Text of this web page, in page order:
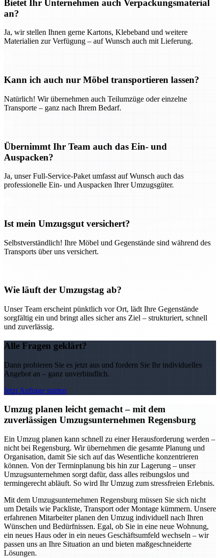
Bietet Ihr Unternehmen auch Verpackungsmaterial
an?
Ja, wir stellen Ihnen gerne Kartons, Klebeband und weitere
Materialien zur Verfügung – auf Wunsch auch mit Lieferung.
Kann ich auch nur Möbel transportieren lassen?
Natürlich! Wir übernehmen auch Teilumzüge oder einzelne
Transporte – ganz nach Ihrem Bedarf.
Übernimmt Ihr Team auch das Ein- und
Auspacken?
Ja, unser Full-Service-Paket umfasst auf Wunsch auch das
professionelle Ein- und Auspacken Ihrer Umzugsgüter.
Ist mein Umzugsgut versichert?
Selbstverständlich! Ihre Möbel und Gegenstände sind während des
Transports über uns versichert.
Wie läuft der Umzugstag ab?
Unser Team erscheint pünktlich vor Ort, lädt Ihre Gegenstände
sorgfältig ein und bringt alles sicher ans Ziel – strukturiert, schnell
und zuverlässig.
Alle Fragen geklärt?
Dann probieren Sie es jetzt aus und fordern Sie Ihr individuelles
Angebot an – ganz unverbindlich.
Jetzt Anfrage starten
Umzug planen leicht gemacht – mit dem
zuverlässigen Umzugsunternehmen Regensburg
Ein Umzug planen kann schnell zu einer Herausforderung werden –
nicht bei Regensburg. Wir übernehmen die gesamte Planung und
Organisation, damit Sie sich auf das Wesentliche konzentrieren
können. Von der Terminplanung bis hin zur Lagerung – unser
Umzugsunternehmen sorgt dafür, dass alles reibungslos und
termingerecht abläuft. So wird Ihr Umzug zum stressfreien Erlebnis.
Mit dem Umzugsunternehmen Regensburg müssen Sie sich nicht
um Details wie Packliste, Transport oder Montage kümmern. Unsere
erfahrenen Mitarbeiter planen den Umzug individuell nach Ihren
Wünschen und Bedürfnissen. Egal, ob Sie in eine neue Wohnung,
ein neues Haus oder in ein neues Geschäftsumfeld wechseln – wir
passen uns an Ihre Situation an und bieten maßgeschneiderte
Lösungen.